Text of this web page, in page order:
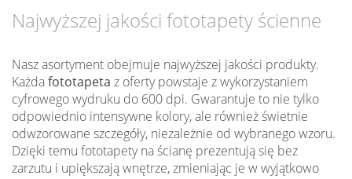
Najwyższej jakości fototapety ścienne
Nasz asortyment obejmuje najwyższej jakości produkty.
Każdafototapeta z oferty powstaje z wykorzystaniem
cyfrowego wydruku do 600 dpi. Gwarantuje to nie tylko
odpowiednio intensywne kolory, ale również świetnie
odwzorowane szczegóły, niezależnie od wybranego wzoru.
Dzięki temu fototapety na ścianę prezentują się bez
zarzutu i upiększają wnętrze, zmieniając je w wyjątkowo